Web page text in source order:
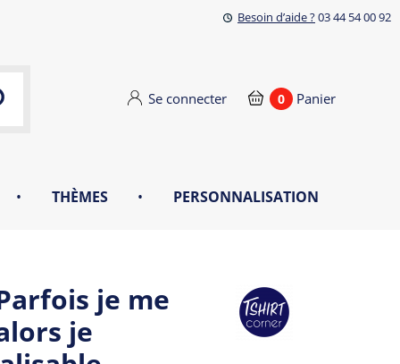
Besoin d’aide ?03 44 54 00 92
Se connecter 0 Panier
• THÈMES • PERSONNALISATION
je me
je